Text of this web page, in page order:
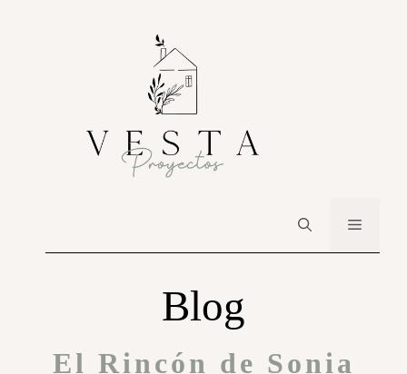
Blog
El Rincón de Sonia